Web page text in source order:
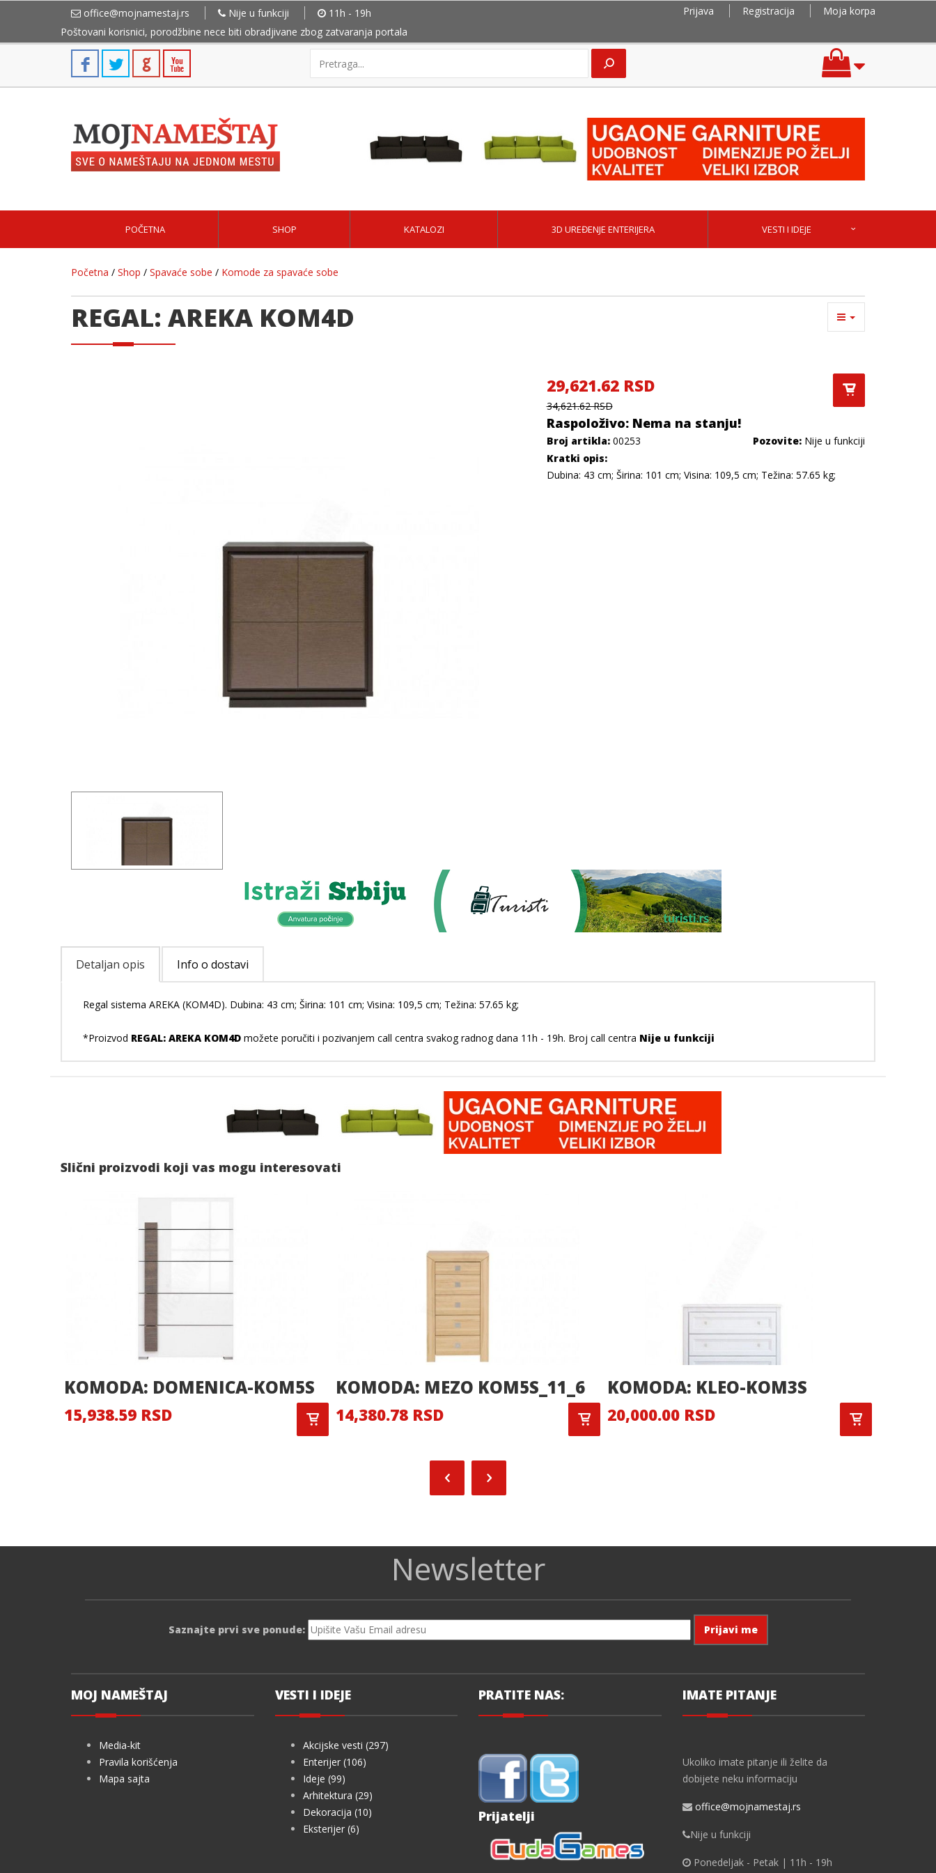
office@mojnamestaj.rs Nije u funkciji 11h - 19h Prijava Registracija
Moja korpa
Poštovani korisnici, porodžbine nece biti obradjivane zbog zatvaranja portala
POČETNA SHOP KATALOZI 3D UREĐENJE ENTERIJERA VESTI I IDEJE
Početna / Shop / Spavaće sobe / Komode za spavaće sobe
REGAL: AREKA KOM4D
29,621.62 RSD
34,621.62 RSD
Raspoloživo: Nema na stanju!
Broj artikla:00253 Pozovite: Nije u funkciji
Kratki opis:
Dubina: 43 cm; Širina: 101 cm; Visina: 109,5 cm; Težina: 57.65 kg;
Detaljan opis Info o dostavi
Regal sistema AREKA (KOM4D). Dubina: 43 cm; Širina: 101 cm; Visina: 109,5 cm; Težina: 57.65 kg;
*Proizvod REGAL: AREKA KOM4D možete poručiti i pozivanjem call centra svakog radnog dana 11h - 19h. Broj call centra Nije u funkciji
Slični proizvodi koji vas mogu interesovati
KOMODA: DOMENICA-KOM5S
15,938.59 RSD
KOMODA: MEZO KOM5S_11_6
14,380.78 RSD
KOMODA: KLEO-KOM3S
20,000.00 RSD
Newsletter
Saznajte prvi sve ponude:
MOJ NAMEŠTAJ
Media-kit
Pravila korišćenja
Mapa sajta
VESTI I IDEJE
Akcijske vesti (297)
Enterijer (106)
Ideje (99)
Arhitektura (29)
Dekoracija (10)
Eksterijer (6)
PRATITE NAS:
Prijatelji
IMATE PITANJE
Ukoliko imate pitanje ili želite da
dobijete neku informaciju
office@mojnamestaj.rs
Nije u funkciji
Ponedeljak - Petak | 11h - 19h